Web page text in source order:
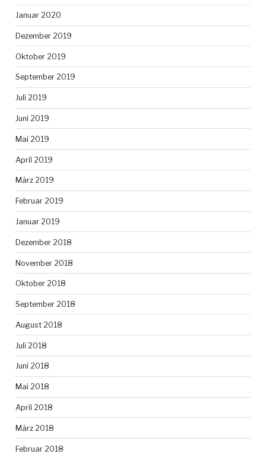
Januar 2020
Dezember 2019
Oktober 2019
September 2019
Juli 2019
Juni 2019
Mai 2019
April 2019
März 2019
Februar 2019
Januar 2019
Dezember 2018
November 2018
Oktober 2018
September 2018
August 2018
Juli 2018
Juni 2018
Mai 2018
April 2018
März 2018
Februar 2018